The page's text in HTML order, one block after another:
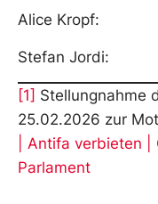
Alice
Stefan
[1] Stellungnahme
25.02.2026 zur
| Antifa verbieten
Parlament